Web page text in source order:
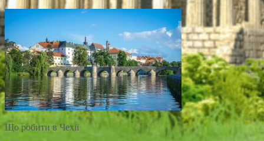
Що робити в Чехії